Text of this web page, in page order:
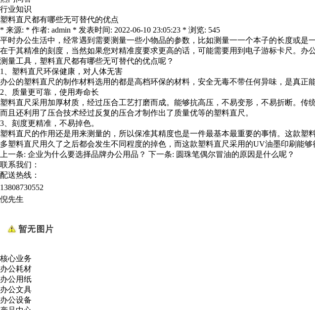
行业知识
塑料直尺都有哪些无可替代的优点
* 来源: * 作者: admin * 发表时间: 2022-06-10 23:05:23 * 浏览: 545
平时办公生活中，经常遇到需要测量一些小物品的参数，比如测量一一个本子的长度或
在于其精准的刻度，当然如果您对精准度要求更高的话，可能需要用到电子游标卡尺。
测量工具，塑料直尺都有哪些无可替代的优点呢？
1、塑料直尺环保健康，对人体无害
办公的塑料直尺的制作材料选用的都是高档环保的材料，安全无毒不带任何异味，是真正
2、质量更可靠，使用寿命长
塑料直尺采用加厚材质，经过压合工艺打磨而成。能够抗高压，不易变形，不易折断。
而且还利用了压合技术经过反复的压合才制作出了质量优等的塑料直尺。
3、刻度更精准，不易掉色。
塑料直尺的作用还是用来测量的，所以保准其精度也是一件最基本最重要的事情。这款
多塑料直尺用久了之后都会发生不同程度的掉色，而这款塑料直尺采用的UV油墨印刷能
上一条: 企业为什么要选择品牌办公用品？ 下一条: 圆珠笔偶尔冒油的原因是什么呢？
联系我们：
配送热线：
13808730552
倪先生
核心业务
办公耗材
办公用纸
办公文具
办公设备